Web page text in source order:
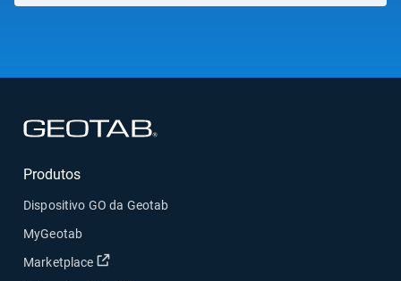
Produtos
Dispositivo GO da Geotab
MyGeotab
Marketplace
Abrir em uma nova janela